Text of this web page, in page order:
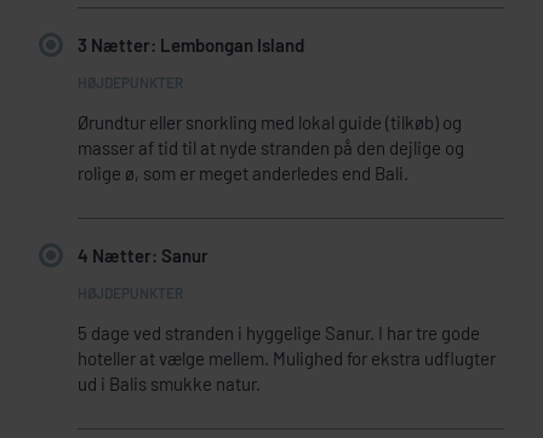
3 Nætter: Lembongan Island
Ørundtur eller snorkling med lokal guide (tilkøb) og
masser af tid til at nyde stranden på den dejlige og
rolige ø, som er meget anderledes end Bali.
4 Nætter: Sanur
5 dage ved stranden i hyggelige Sanur. I har tre gode
hoteller at vælge mellem. Mulighed for ekstra udflugter
ud i Balis smukke natur.